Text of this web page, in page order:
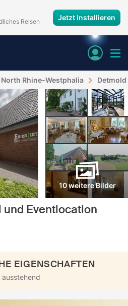
Reisen Jetzt installieren
North Rhine-Westphalia Detmold
10 weitere Bilder
Eventlocation
EIGENSCHAFTEN